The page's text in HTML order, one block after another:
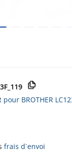
pour BROTHER
frais d`envoi